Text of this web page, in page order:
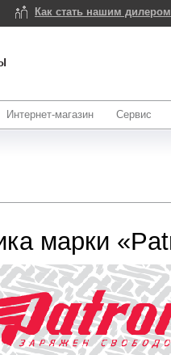
Как стать нашим
Интернет-магазин Сервис
марки